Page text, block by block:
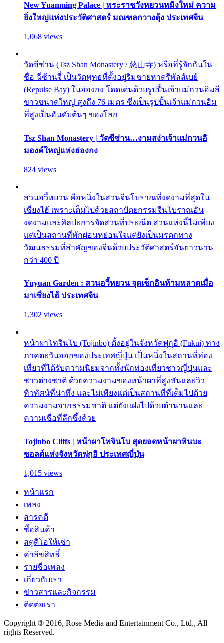
New Yuanming Palace | พระราชวังหยวนหมิงใหม่ ความ
ยิ่งใหญ่แห่งประวัติศาสตร์ มณฑลกวางตุ้ง ประเทศจีน
1,068 views
วัดซีซ่าน (Tsz Shan Monastery / 慈山寺) หรือที่รู้จักกันใน
ชื่อ ฉี่ซ้านจี๋ เป็นวัดพุทธที่ตั้งอยู่ริมชายหาดรีพัลส์เบย์
(Repulse Bay) ในฮ่องกง โดดเด่นด้วยรูปปั้นเจ้าแม่กวนอิมสี
ขาวขนาดใหญ่ สูงถึง 76 เมตร ซึ่งเป็นรูปปั้นเจ้าแม่กวนอิม
ที่สูงเป็นอันดับต้นๆ ของโลก
Tsz Shan Monastery | วัดซีซ่าน…งามสง่าเจ้าแม่กวนอิ
มองค์ใหญ่แห่งฮ่องกง
824 views
สวนอวี้หยวน คือหนึ่งในสวนจีนโบราณที่งดงามที่สุดใน
เซี่ยงไฮ้ เพราะเต็มไปด้วยสถาปัตยกรรมจีนโบราณอัน
งดงามและศิลปะการจัดสวนที่ประณีต สวนแห่งนี้ไม่เพียง
แต่เป็นสถานที่พักผ่อนหย่อนใจแต่ยังเป็นมรดกทาง
วัฒนธรรมที่สำคัญของจีนด้วยประวัติศาสตร์อันยาวนาน
กว่า 400 ปี
Yuyuan Garden : สวนอวี้หยวน จุดเช็กอินห้ามพลาดเมื่อ
มาเซี่ยงไฮ้ ประเทศจีน
1,302 views
หน้าผาโทจินโบ (Tojinbo) ตั้งอยู่ในจังหวัดฟุกุอิ (Fukui) ทาง
ภาคตะวันออกของประเทศญี่ปุ่น เป็นหนึ่งในสถานที่ท่อง
เที่ยวที่ได้รับความนิยมจากทั้งนักท่องเที่ยวชาวญี่ปุ่นและ
ชาวต่างชาติ ด้วยความงามของหน้าผาที่สูงชันและวิว
ทิวทัศน์ที่น่าทึ่ง และไม่เพียงแต่เป็นสถานที่ที่เต็มไปด้วย
ความงามจากธรรมชาติ แต่ยังแฝงไปด้วยตำนานและ
ความเชื่อที่ลึกซึ้งด้วย
Tojinbo Cliffs | หน้าผาโทจินโบ สุดยอดหน้าผาหินบะ
ซอลต์แห่งจังหวัดฟุกุอิ ประเทศญี่ปุ่น
1,015 views
หน้าแรก
เพลง
สารคดี
ซื้อสินค้า
สตูดิโอให้เช่า
ค่าลิขสิทธิ์
รายชื่อเพลง
เกี่ยวกับเรา
ข่าวสารและกิจกรรม
ติดต่อเรา
Copyright ® 2016, Rose Media and Entertainment Co., Ltd., All
rights Reserved.